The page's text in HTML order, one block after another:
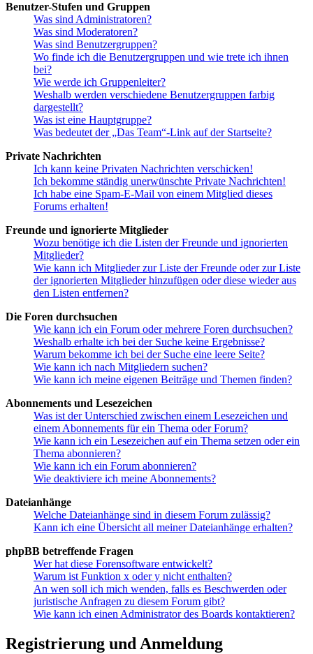
Benutzer-Stufen und Gruppen
Was sind Administratoren?
Was sind Moderatoren?
Was sind Benutzergruppen?
Wo finde ich die Benutzergruppen und wie trete ich ihnen
bei?
Wie werde ich Gruppenleiter?
Weshalb werden verschiedene Benutzergruppen farbig
dargestellt?
Was ist eine Hauptgruppe?
Was bedeutet der „Das Team“-Link auf der Startseite?
Private Nachrichten
Ich kann keine Privaten Nachrichten verschicken!
Ich bekomme ständig unerwünschte Private Nachrichten!
Ich habe eine Spam-E-Mail von einem Mitglied dieses
Forums erhalten!
Freunde und ignorierte Mitglieder
Wozu benötige ich die Listen der Freunde und ignorierten
Mitglieder?
Wie kann ich Mitglieder zur Liste der Freunde oder zur Liste
der ignorierten Mitglieder hinzufügen oder diese wieder aus
den Listen entfernen?
Die Foren durchsuchen
Wie kann ich ein Forum oder mehrere Foren durchsuchen?
Weshalb erhalte ich bei der Suche keine Ergebnisse?
Warum bekomme ich bei der Suche eine leere Seite?
Wie kann ich nach Mitgliedern suchen?
Wie kann ich meine eigenen Beiträge und Themen finden?
Abonnements und Lesezeichen
Was ist der Unterschied zwischen einem Lesezeichen und
einem Abonnements für ein Thema oder Forum?
Wie kann ich ein Lesezeichen auf ein Thema setzen oder ein
Thema abonnieren?
Wie kann ich ein Forum abonnieren?
Wie deaktiviere ich meine Abonnements?
Dateianhänge
Welche Dateianhänge sind in diesem Forum zulässig?
Kann ich eine Übersicht all meiner Dateianhänge erhalten?
phpBB betreffende Fragen
Wer hat diese Forensoftware entwickelt?
Warum ist Funktion x oder y nicht enthalten?
An wen soll ich mich wenden, falls es Beschwerden oder
juristische Anfragen zu diesem Forum gibt?
Wie kann ich einen Administrator des Boards kontaktieren?
Registrierung und Anmeldung